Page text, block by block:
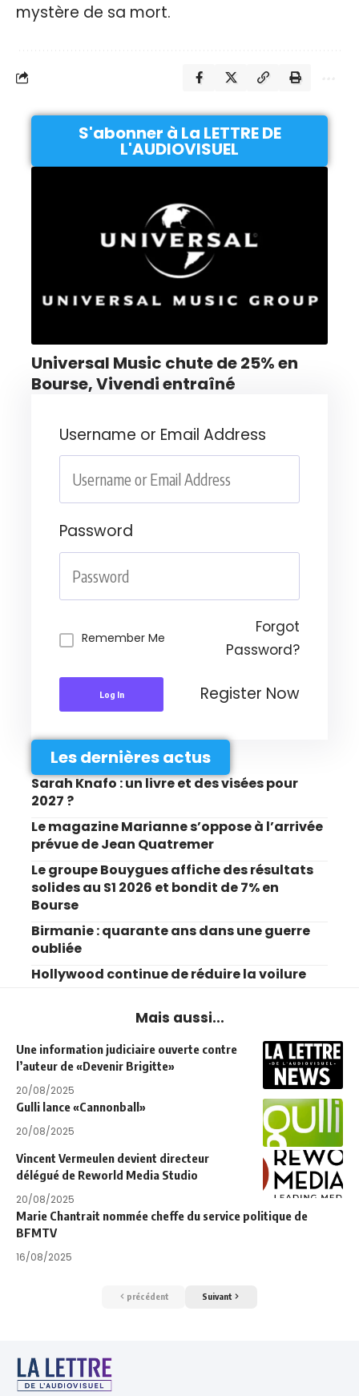
mystère de sa mort.
S'abonner à La LETTRE DE
L'AUDIOVISUEL
Universal Music chute de 25% en
Bourse, Vivendi entraîné
Username or Email Address
Password
Remember Me
Forgot
Password?
Log In Register Now
Les dernières actus
Sarah Knafo : un livre et des visées pour
2027 ?
Le magazine Marianne s’oppose à l’arrivée
prévue de Jean Quatremer
Le groupe Bouygues affiche des résultats
solides au S1 2026 et bondit de 7% en
Bourse
Birmanie : quarante ans dans une guerre
oubliée
Hollywood continue de réduire la voilure
Mais aussi...
Une information judiciaire ouverte contre
l’auteur de «Devenir Brigitte»
20/08/2025
Gulli lance «Cannonball»
20/08/2025
Vincent Vermeulen devient directeur
délégué de Reworld Media Studio
20/08/2025
Marie Chantrait nommée cheffe du service politique de
BFMTV
16/08/2025
précédent Suivant